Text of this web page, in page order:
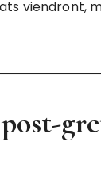
viendront,